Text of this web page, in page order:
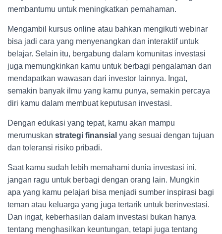
membantumu untuk meningkatkan pemahaman.
Mengambil kursus online atau bahkan mengikuti webinar
bisa jadi cara yang menyenangkan dan interaktif untuk
belajar. Selain itu, bergabung dalam komunitas investasi
juga memungkinkan kamu untuk berbagi pengalaman dan
mendapatkan wawasan dari investor lainnya. Ingat,
semakin banyak ilmu yang kamu punya, semakin percaya
diri kamu dalam membuat keputusan investasi.
Dengan edukasi yang tepat, kamu akan mampu
merumuskan strategi finansial yang sesuai dengan tujuan
dan toleransi risiko pribadi.
Saat kamu sudah lebih memahami dunia investasi ini,
jangan ragu untuk berbagi dengan orang lain. Mungkin
apa yang kamu pelajari bisa menjadi sumber inspirasi bagi
teman atau keluarga yang juga tertarik untuk berinvestasi.
Dan ingat, keberhasilan dalam investasi bukan hanya
tentang menghasilkan keuntungan, tetapi juga tentang